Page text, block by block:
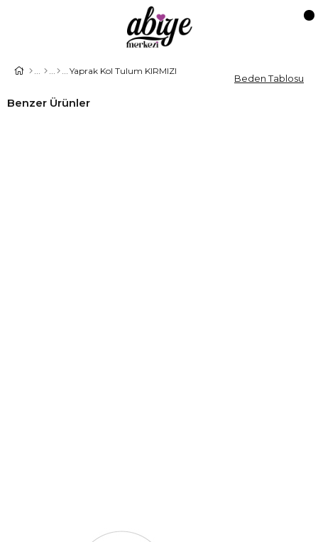
Yaprak Kol Tulum KIRMIZI
Benzer Ürünler
Beden Tablosu